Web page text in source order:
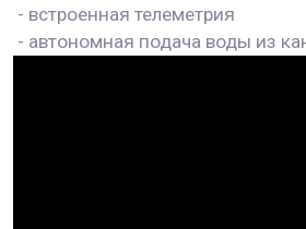
- встроенная телеметрия
- автономная подача воды из